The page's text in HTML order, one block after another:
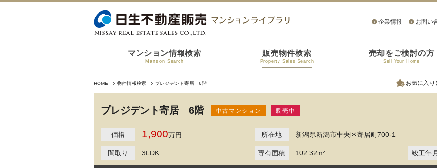
マンション情報検索
Mansion Search
販売物件検索
Property Sales Search
売却をご検討の方
Sell Your Home
企業情報 お問い
HOME 物件情報検索 プレジデント寄居 6階 お気に入り
プレジデント寄居 6階 中古マンション 販売中
価格 1,900万円 所在地 新潟県新潟市中央区寄居町700-1
間取り 3LDK 専有面積 102.32m² 竣工年月